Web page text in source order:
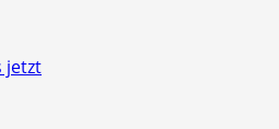
jetzt